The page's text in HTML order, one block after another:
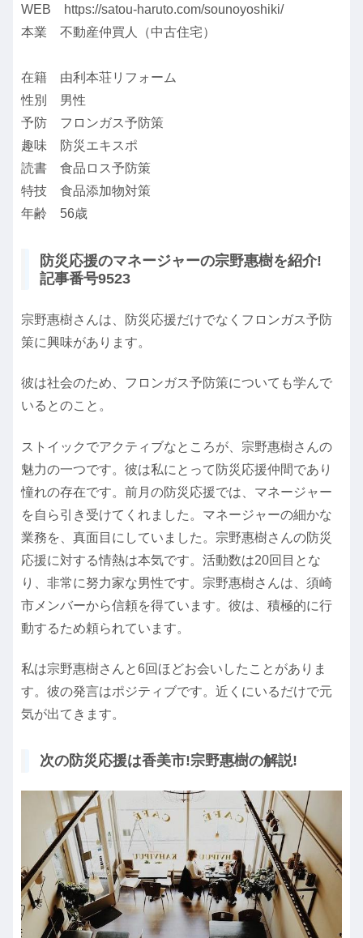
WEB https://satou-haruto.com/sounoyoshiki/
本業 不動産仲買人（中古住宅）
在籍 由利本荘リフォーム
性別 男性
予防 フロンガス予防策
趣味 防災エキスポ
読書 食品ロス予防策
特技 食品添加物対策
年齢 56歳
防災応援のマネージャーの宗野惠樹を紹介!
記事番号9523
宗野惠樹さんは、防災応援だけでなくフロンガス予防
策に興味があります。
彼は社会のため、フロンガス予防策についても学んで
いるとのこと。
ストイックでアクティブなところが、宗野惠樹さんの
魅力の一つです。彼は私にとって防災応援仲間であり
憧れの存在です。前月の防災応援では、マネージャー
を自ら引き受けてくれました。マネージャーの細かな
業務を、真面目にしていました。宗野惠樹さんの防災
応援に対する情熱は本気です。活動数は20回目とな
り、非常に努力家な男性です。宗野惠樹さんは、須崎
市メンバーから信頼を得ています。彼は、積極的に行
動するため頼られています。
私は宗野惠樹さんと6回ほどお会いしたことがありま
す。彼の発言はポジティブです。近くにいるだけで元
気が出てきます。
次の防災応援は香美市!宗野惠樹の解説!